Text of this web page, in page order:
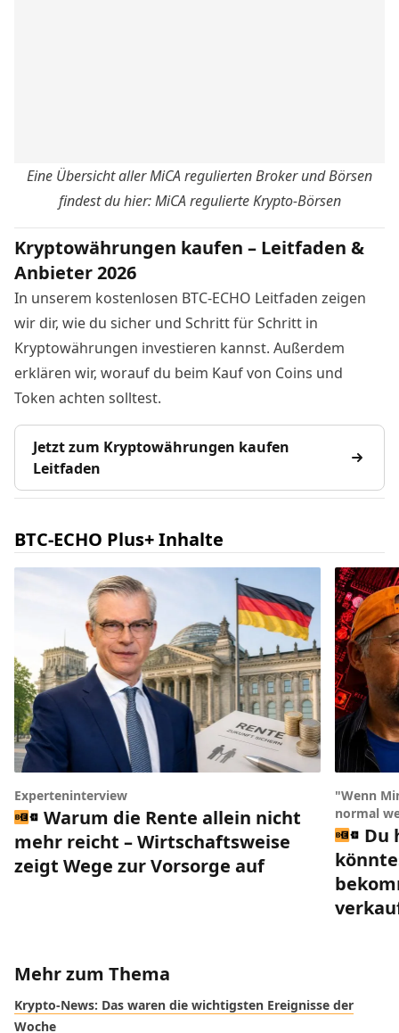
Eine Übersicht aller MiCA regulierten Broker und Börsen
findest du hier:MiCA regulierte Krypto-Börsen
Kryptowährungen kaufen – Leitfaden &
Anbieter 2026
In unserem kostenlosen BTC-ECHO Leitfaden zeigen
wir dir, wie du sicher und Schritt für Schritt in
Kryptowährungen investieren kannst. Außerdem
erklären wir, worauf du beim Kauf von Coins und
Token achten solltest.
Jetzt zum Kryptowährungen kaufen
Leitfaden
BTC-ECHO Plus+ Inhalte
Experteninterview
Warum die Rente allein nicht
mehr reicht – Wirtschaftsweise
zeigt Wege zur Vorsorge auf
"Wenn
normal
Du
Mehr zum Thema
Krypto-News: Das waren die wichtigsten Ereignisse der
Woche